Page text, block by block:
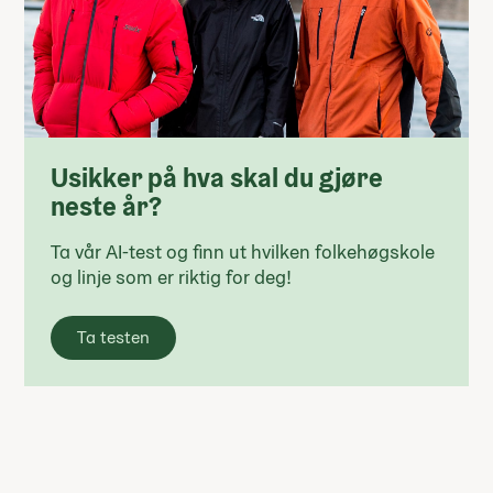
Usikker på hva skal du gjøre
neste år?
Ta vår AI-test og finn ut hvilken folkehøgskole
og linje som er riktig for deg!
Ta testen